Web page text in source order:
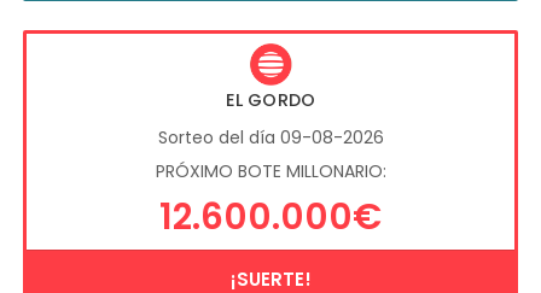
EL GORDO
Sorteo del día 09-08-2026
PRÓXIMO BOTE MILLONARIO:
12.600.000€
¡SUERTE!